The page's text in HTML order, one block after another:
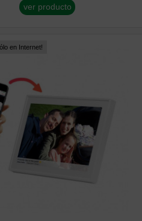
ver producto
en Internet!